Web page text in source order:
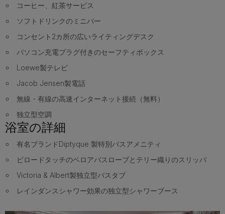
コーヒー、紅茶サービス
ソフトドリンクのミニバー
コンセント2カ所の広いライティングデスク
パソコン充電プラグ付きのセーフティボックス
Loewe製テレビ
Jacob Jensen製電話
無線・有線の高速インターネット接続（無料）
独立型空調
浴室の詳細
有名ブランドDiptyque 製特別バスアメニティ
ビロードタッチのベロアバスローブとテリー織りのスリッパ
Victoria & Albert製独立型バスタブ
レインダンスシャワー効果の独立型シャワーブース